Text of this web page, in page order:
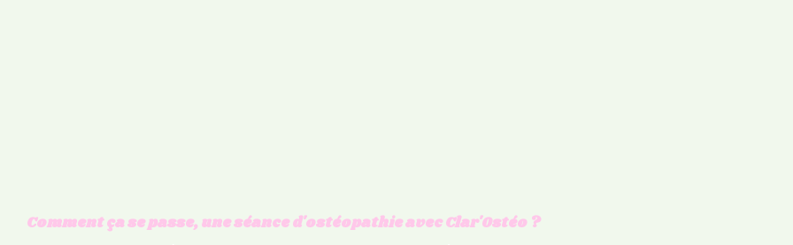
Comment ça se passe, une séance d'ostéopathie avec Clar'Ostéo ?